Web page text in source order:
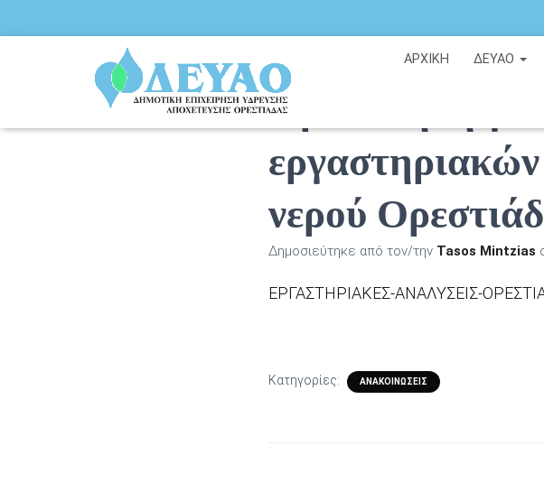
ΑΡΧΙΚΉ ΔΕΥΑΟ
Πρόσκληση για
νερού
Δημοσιεύτηκε από τον/την Tasos Mintzias
ΕΡΓΑΣΤΗΡΙΑΚΕΣ-ΑΝΑΛΥΣΕΙΣ-
Κατηγορίες: ΑΝΑΚΟΙΝΏΣΕΙΣ